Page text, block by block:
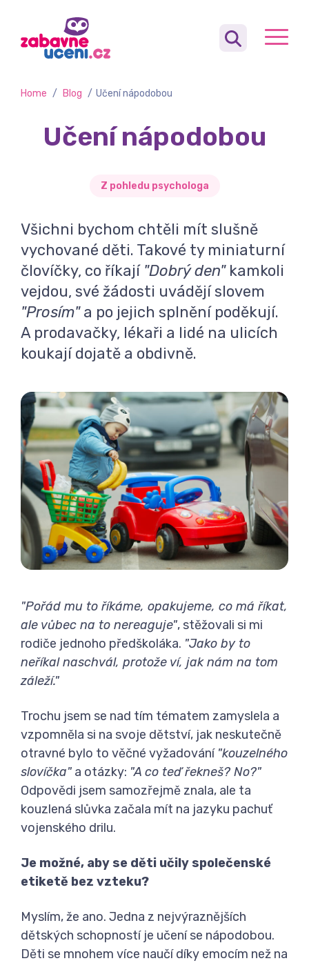
Home / Blog / ​Učení nápodobou
​Učení nápodobou
Z pohledu psychologa
Všichni bychom chtěli mít slušně
vychované děti. Takové ty miniaturní
človíčky, co říkají "Dobrý den"kamkoli
vejdou, své žádosti uvádějí slovem
"Prosím"a po jejich splnění poděkují.
A prodavačky, lékaři a lidé na ulicích
koukají dojatě a obdivně.
"Pořád mu to říkáme, opakujeme, co má říkat,
ale vůbec na to nereaguje", stěžovali si mi
rodiče jednoho předškoláka. "Jako by to
neříkal naschvál, protože ví, jak nám na tom
záleží."
Trochu jsem se nad tím tématem zamyslela a
vzpomněla si na svoje dětství, jak neskutečně
otravné bylo to věčné vyžadování "kouzelného
slovíčka" a otázky: "A co teď řekneš? No?"
Odpovědi jsem samozřejmě znala, ale ta
kouzlená slůvka začala mít na jazyku pachuť
vojenského drilu.
Je možné, aby se děti učily společenské
etiketě bez vzteku?
Myslím, že ano. Jedna z nejvýraznějších
dětských schopností je učení se nápodobou.
Děti se mnohem více naučí díky emocím než na